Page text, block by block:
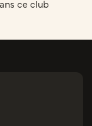
ce club